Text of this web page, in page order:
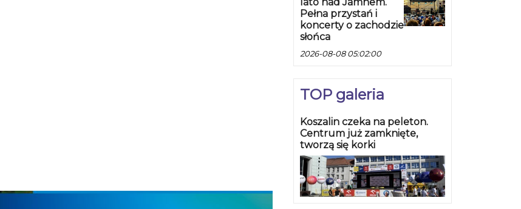
Pełna przystań i
koncerty o zachodzie
słońca
2026-08-08 05:02:00
TOP galeria
Koszalin czeka na peleton.
Centrum już zamknięte,
tworzą się korki